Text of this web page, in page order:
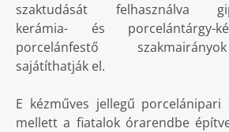
szaktudását felhasználva
kerámia- és
porcelánfestő
sajátíthatják el.
E kézműves jellegű porcelánipari
mellett a fiatalok órarendbe